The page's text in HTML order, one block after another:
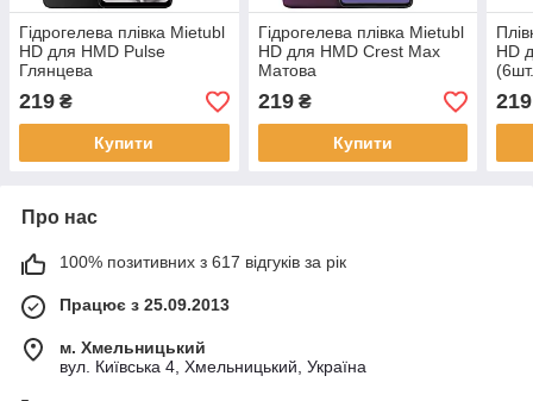
Гідрогелева плівка Mietubl
HD для HMD Pulse
Глянцева
219 ₴
Купити
Гідрогелева плівка Mietubl
HD для HMD Crest Max
Матова
219₴
Купити
HD
219
Про нас
100% позитивних з 617 відгуків за рік
Працює з 25.09.2013
м. Хмельницький
вул. Київська 4, Хмельницький, Україна